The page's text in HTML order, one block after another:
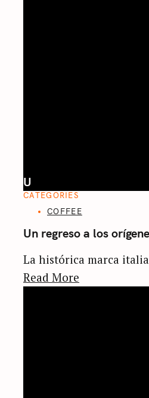
U
CATEGORIES
COFFEE
Un regreso a los
La histórica marca
Read More